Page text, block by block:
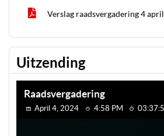
Verslag raadsvergadering 4 april
Uitzending